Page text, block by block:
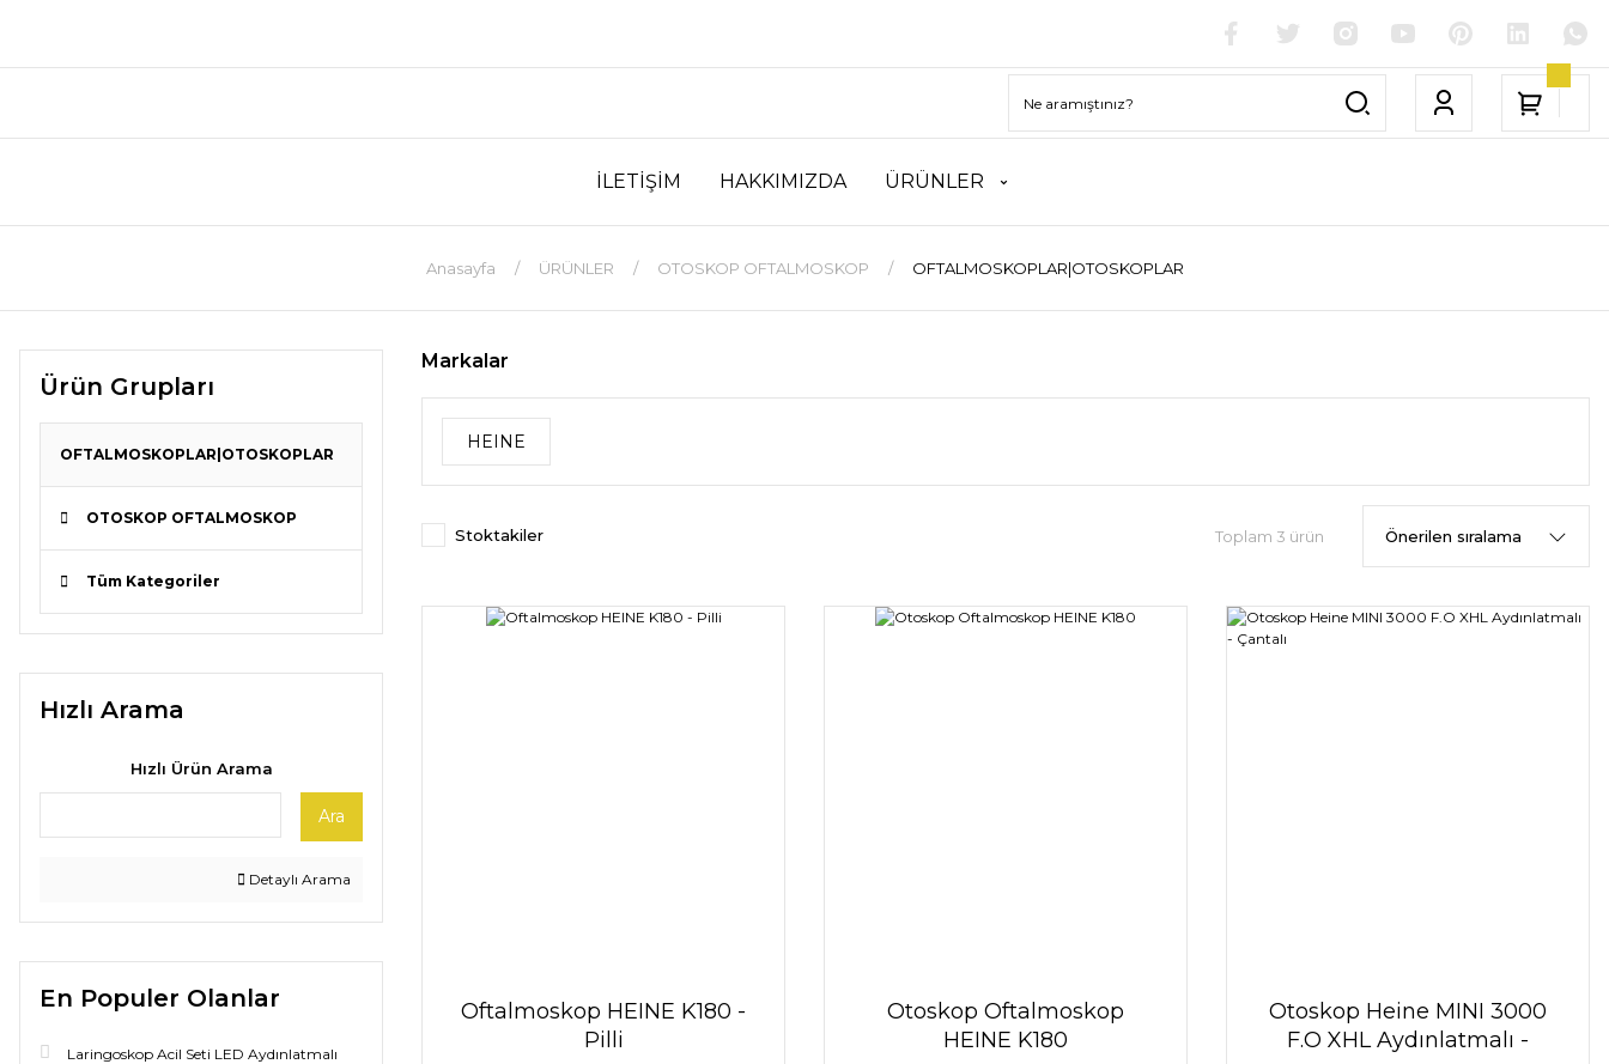
İLETİŞİM HAKKIMIZDA ÜRÜNLER
Anasayfa ÜRÜNLER OTOSKOP OFTALMOSKOP OFTALMOSKOPLAR|OTOSKOPLAR
Ürün Grupları
OFTALMOSKOPLAR|OTOSKOPLAR
OTOSKOP OFTALMOSKOP
Tüm Kategoriler
Hızlı Arama
Hızlı Ürün Arama
Ara
Detaylı Arama
En Populer Olanlar
Laringoskop Acil Seti LED Aydınlatmalı
Markalar
HEINE
Stoktakiler Toplam 3 ürün
Oftalmoskop HEINE K180 -
Pilli
Otoskop Oftalmoskop
HEINE K180
Otoskop Heine MINI 3000
F.O XHL Aydınlatmalı -